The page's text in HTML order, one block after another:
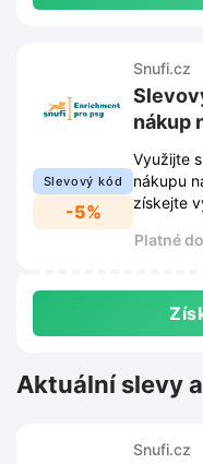
Slevový kód
-5%
Snufi.cz
nákup
Využijte
nákupu
získejte
Platné
Aktuální slevy
Snufi.cz